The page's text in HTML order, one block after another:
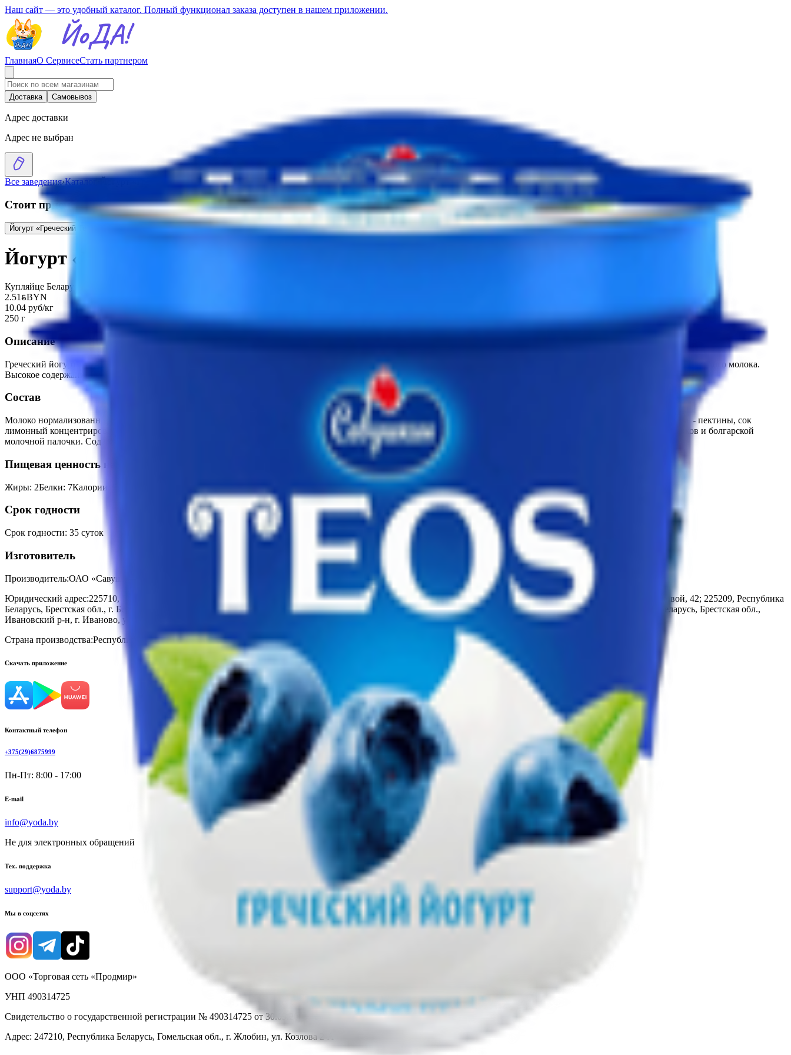
Наш сайт — это удобный каталог. Полный функционал заказа доступен в нашем приложении.
ГлавнаяО СервисеСтать партнером
Доставка Самовывоз
Адрес доставки
Адрес не выбран
Все заведения›Каталог Йогурт «Греческий Teos» 2% грецкий орех-мед
Стоит присмотреться
Йогурт «Греческий Teos» 2% Йогурт «Греческий TEOS» 2% черника1.58BYNBYN Йогурт «Греческий Teos» 2% манго-чиа1.58BYNBYN Йогурт греческий «Teos» 2% черника
Йогурт «Греческий Teos» 2% грецкий орех-мед
Купляйце Беларускае
2.51BYNBYN
10.04 руб/кг
250 г
Описание
Греческий йогурт производится традиционным способом из натуральных компонентов без использования стабилизаторов, искусственных красителей и ароматизаторов и сухого молока.
Высокое содержание белка делает йогурт полезным лакомством! "Савушкин" - линейка натуральных молочных продуктов с "домашним" вкусом.
Состав
Молоко нормализованное пастеризованное, вкусовой наполнитель «Грецкий орех-мед» (сахар, яблочный сок, вода, грецкий орех, крахмал кукурузный, мед, загуститель - пектины, сок
лимонный концентрированный, натуральные ароматизаторы - Грецкий орех, мед) с использованием закваски, состоящей из термофильных молочнокислых стрептококков и болгарской
молочной палочки. Содержит орех. Может содержать следы глютена.
Пищевая ценность на 100г
Жиры: 2Белки: 7Калории
Срок годности
Срок годности: 35 суток
Изготовитель
Производитель:ОАО «Савушкин Продукт»
Юридический адрес:225710, Республика Беларусь, Брестская область, г. Пинск, ул. Шило, 2; 225510, Республика Беларусь, Брестская область, г. Столин, ул. Терешковой, 42; 225209, Республика
Беларусь, Брестская обл., г. Береза, ул. Якова Свердлова, 28; 225406, Республика Беларусь, Брестская обл., г. Барановичи, ул. 50 лет БССР, 51; 225793, Республика Беларусь, Брестская обл.,
Ивановский р-н, г. Иваново, ул. Советская, д. 102
Страна производства:Республика Беларусь
Скачать приложение
Контактный телефон
+375(29)6875999
Пн-Пт: 8:00 - 17:00
E-mail
info@yoda.by
Не для электронных обращений
Тех. поддержка
support@yoda.by
Мы в соцсетях
ООО «Торговая сеть «Продмир»
УНП 490314725
Свидетельство о государственной регистрации № 490314725 от 30.05.2003г выдано Гомельским облисполкомом
Адрес: 247210, Республика Беларусь, Гомельская обл., г. Жлобин, ул. Козлова 2-А